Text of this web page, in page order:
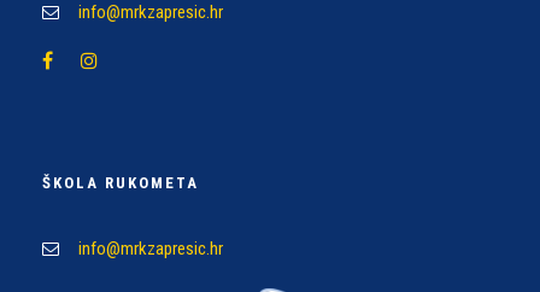
info@mrkzapresic.hr
ŠKOLA RUKOMETA
info@mrkzapresic.hr